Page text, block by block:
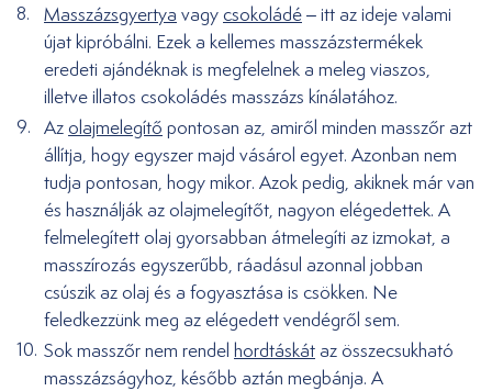
Masszázsgyertya vagy csokoládé– itt az ideje valami
újat kipróbálni. Ezek a kellemes masszázstermékek
eredeti ajándéknak is megfelelnek a meleg viaszos,
illetve illatos csokoládés masszázs kínálatához.
Az olajmelegítő pontosan az, amiről minden masszőr azt
állítja, hogy egyszer majd vásárol egyet. Azonban nem
tudja pontosan, hogy mikor. Azok pedig, akiknek már van
és használják az olajmelegítőt, nagyon elégedettek. A
felmelegített olaj gyorsabban átmelegíti az izmokat, a
masszírozás egyszerűbb, ráadásul azonnal jobban
csúszik az olaj és a fogyasztása is csökken. Ne
feledkezzünk meg az elégedett vendégről sem.
Sok masszőr nem rendel hordtáskát az összecsukható
masszázságyhoz, később aztán megbánja. A